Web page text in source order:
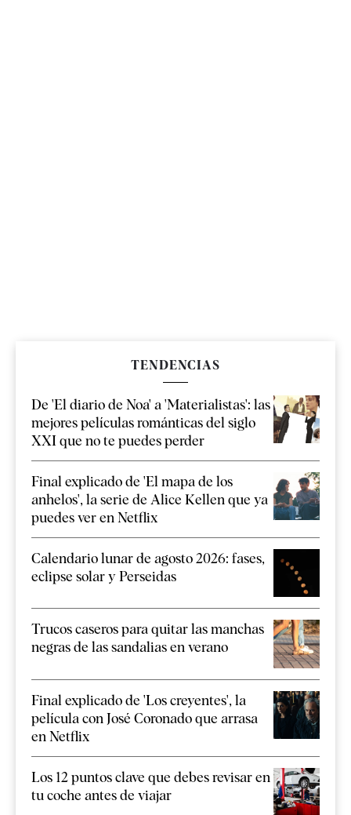
TENDENCIAS
De 'El diario de Noa' a 'Materialistas': las
mejores películas románticas del siglo
XXI que no te puedes perder
Final explicado de 'El mapa de los
anhelos', la serie de Alice Kellen que ya
puedes ver en Netflix
Calendario lunar de agosto 2026: fases,
eclipse solar y Perseidas
Trucos caseros para quitar las manchas
negras de las sandalias en verano
Final explicado de 'Los creyentes', la
película con José Coronado que arrasa
en Netflix
Los 12 puntos clave que debes revisar en
tu coche antes de viajar